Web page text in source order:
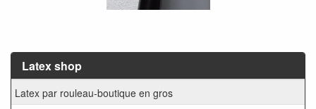
Latex shop
Latex par rouleau-boutique en gros